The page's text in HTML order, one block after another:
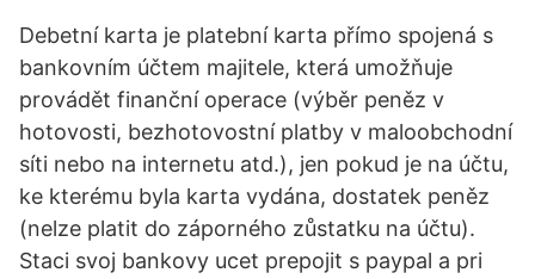
Debetní karta je platební karta přímo spojená s
bankovním účtem majitele, která umožňuje
provádět finanční operace (výběr peněz v
hotovosti, bezhotovostní platby v maloobchodní
síti nebo na internetu atd.), jen pokud je na účtu,
ke kterému byla karta vydána, dostatek peněz
(nelze platit do záporného zůstatku na účtu).
Staci svoj bankovy ucet prepojit s paypal a pri